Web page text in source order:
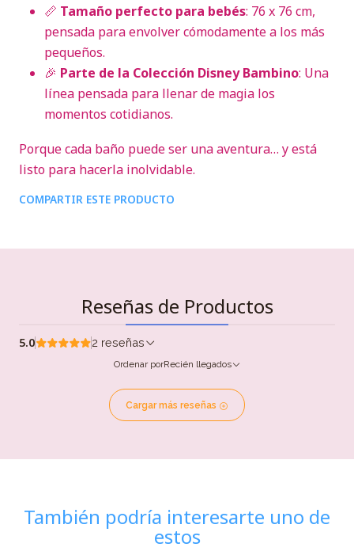
📏 Tamaño perfecto para bebés: 76 x 76 cm,
pensada para envolver cómodamente a los más
pequeños.
🎉 Parte de la Colección Disney Bambino: Una
línea pensada para llenar de magia los
momentos cotidianos.
Porque cada baño puede ser una aventura… y está
listo para hacerla inolvidable.
COMPARTIR ESTE PRODUCTO
Reseñas de Productos
5.0 2 reseñas
Ordenar porRecién llegados
Cargar más reseñas
También podría interesarte uno de
estos